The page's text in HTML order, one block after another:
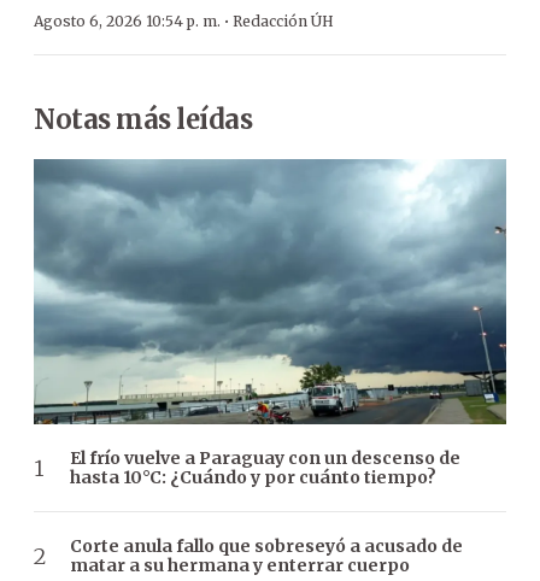
Agosto 6, 2026 10:54 p. m. · Redacción ÚH
Notas más leídas
El frío vuelve a Paraguay con un descenso de
hasta 10°C: ¿Cuándo y por cuánto tiempo?
Corte anula fallo que sobreseyó a acusado de
matar a su hermana y enterrar cuerpo